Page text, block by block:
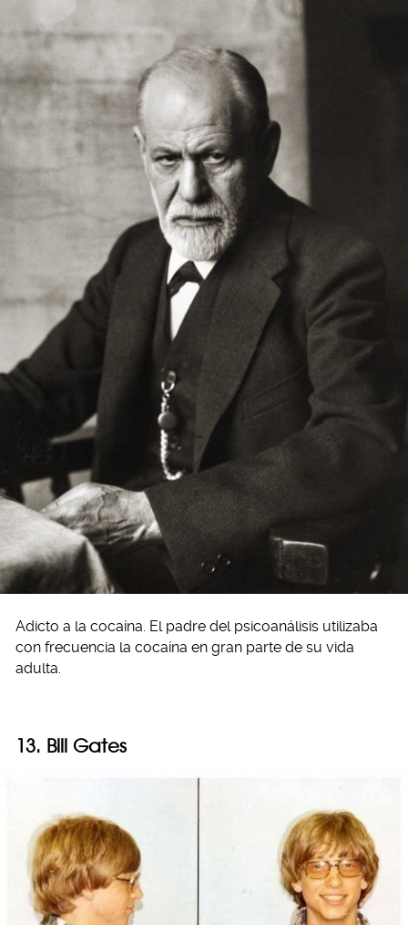
Adicto a la cocaína. El padre del psicoanálisis utilizaba
con frecuencia la cocaína en gran parte de su vida
adulta.
13. Bill Gates